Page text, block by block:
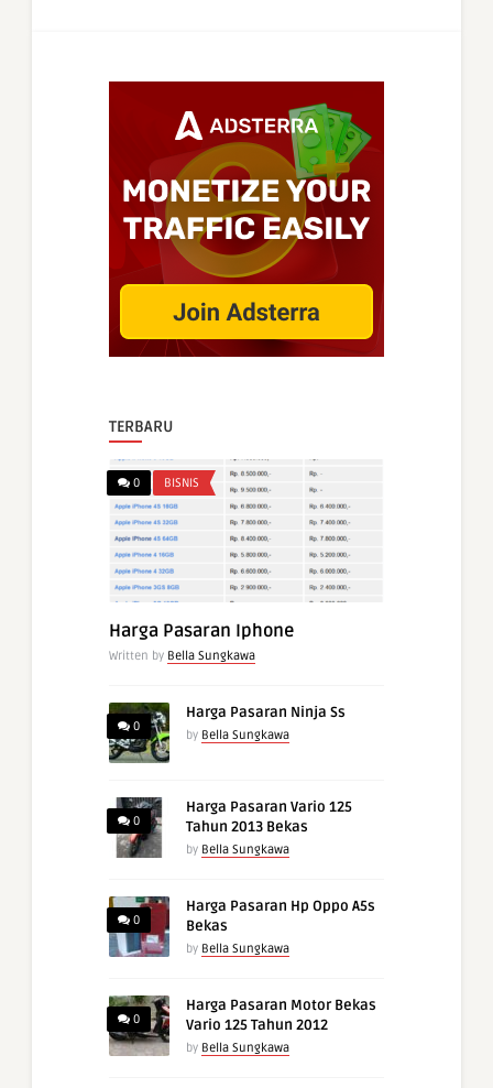
TERBARU
0 BISNIS
Harga Pasaran Iphone
Written by Bella Sungkawa
0
Harga Pasaran Ninja Ss
by Bella Sungkawa
0
Harga Pasaran Vario 125
Tahun 2013 Bekas
by Bella Sungkawa
0
Harga Pasaran Hp Oppo A5s
Bekas
by Bella Sungkawa
0
Harga Pasaran Motor Bekas
Vario 125 Tahun 2012
by Bella Sungkawa